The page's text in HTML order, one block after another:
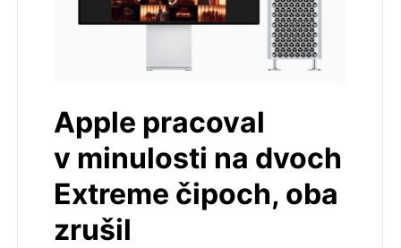
Apple pracoval
v minulosti na dvoch
Extreme čipoch, oba
zrušil